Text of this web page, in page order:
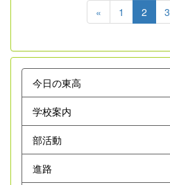
« 1 2 3
今日の東高
学校案内
部活動
進路